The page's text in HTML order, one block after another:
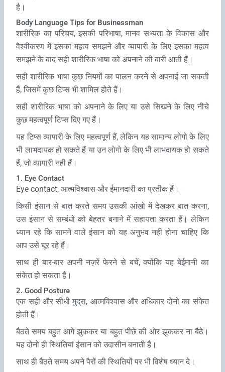
है।
Body Language Tips for Businessman
शारीरिक का परिचय, इसकी परिभाषा, मानव सभ्‍यता के विकास और
वैश्‍वीकरण में इसका महत्‍व समझने और व्‍यापारी के लिए इसका महत्‍व
समझने के बाद सही शारीरिक भाषा को अपनाने की बारी आती हैं।
सही शारीरिक भाषा कुछ नियमों का पालन करने से अपनाई जा सकती
हैं, जिसमें कुछ टिप्‍स भी शामिल होते हैं।
सही शारीरिक भाषा को अपनाने के लिए या उसे सिखने के लिए नीचे
कुछ महत्‍वपूर्ण टिप्‍स दिए गए हैं।
यह टिप्‍स व्‍यापारी के लिए महत्‍वपूर्ण हैं, लेकिन यह सामान्‍य लोगो के लिए
भी लाभदायक हो सकते हैं या उन लोगो के लिए भी लाभदायक हो सकते
हैं, जो व्‍यापारी नही हैं।
1. Eye Contact
Eye contact, आत्‍मविश्‍वास और ईमानदारी का प्रतीक हैं।
किसी इंसान से बात करते समय उसकी आंखो में देखकर बात करना,
उस इंसान से सम्‍बंधो को बेहतर बनाने में सहायता करता हैं। लेकिन
ध्‍यान रहे कि सामने वाले इंसान को यह अनुभव नही होना चाहिए कि
आप उसे घूर रहे हैं।
साथ ही बार-बार अपनी नज़रें फेरने से बचें, क्‍योंकि यह बेईमानी का
संकेत हो सकता हैं।
2. Good Posture
एक सही और सीधी मुद्रा, आत्‍मविश्‍वास और अधिकार दोनो का संकेत
होती हैं।
बैठते समय बहुत आगे झुककर या बहुत पीछे की ओर झुककर ना बैठे।
यह दोनो ही स्थितियां इंसान को उदासीन बनाती हैं।
साथ ही बैठते समय अपने पैरों की स्थितियों पर भी विशेष ध्‍यान दे।